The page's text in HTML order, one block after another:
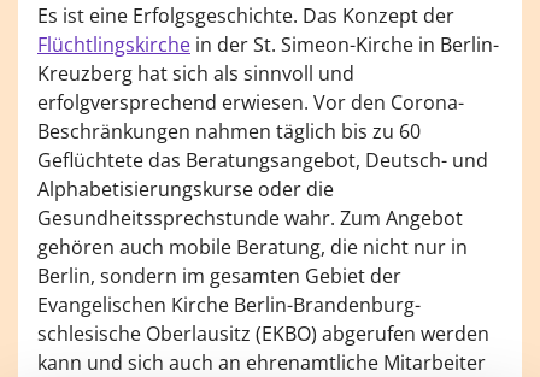
Es ist eine Erfolgsgeschichte. Das Konzept der
Flüchtlingskirche in der St. Simeon-Kirche in Berlin-
Kreuzberg hat sich als sinnvoll und
erfolgversprechend erwiesen. Vor den Corona-
Beschränkungen nahmen täglich bis zu 60
Geflüchtete das Beratungsangebot, Deutsch- und
Alphabetisierungskurse oder die
Gesundheitssprechstunde wahr. Zum Angebot
gehören auch mobile Beratung, die nicht nur in
Berlin, sondern im gesamten Gebiet der
Evangelischen Kirche Berlin-Brandenburg-
schlesische Oberlausitz (EKBO) abgerufen werden
kann und sich auch an ehrenamtliche Mitarbeiter